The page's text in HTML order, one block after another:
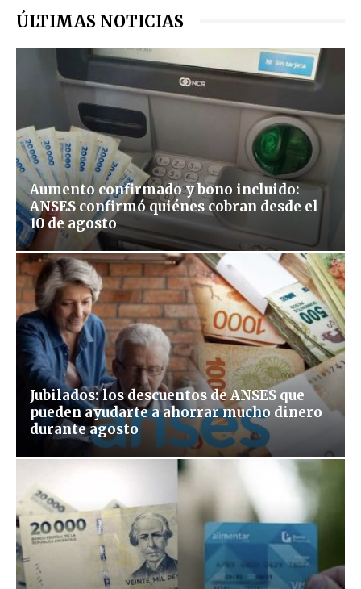
ÚLTIMAS NOTICIAS
Aumento confirmado y bono incluido:
ANSES confirmó quiénes cobran desde el
10 de agosto
Jubilados: los descuentos de ANSES que
pueden ayudarte a ahorrar mucho dinero
durante agosto